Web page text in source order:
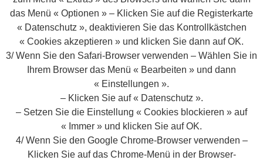
das Menü « Optionen » – Klicken Sie auf die Registerkarte
« Datenschutz », deaktivieren Sie das Kontrollkästchen
« Cookies akzeptieren » und klicken Sie dann auf OK.
3/ Wenn Sie den Safari-Browser verwenden – Wählen Sie in
Ihrem Browser das Menü « Bearbeiten » und dann
« Einstellungen ».
– Klicken Sie auf « Datenschutz ».
– Setzen Sie die Einstellung « Cookies blockieren » auf
« Immer » und klicken Sie auf OK.
4/ Wenn Sie den Google Chrome-Browser verwenden –
Klicken Sie auf das Chrome-Menü in der Browser-